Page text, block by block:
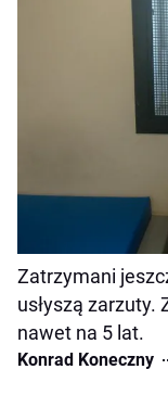
Zatrzymani
usłyszą zarzuty.
nawet na 5 lat.
Konrad Koneczny